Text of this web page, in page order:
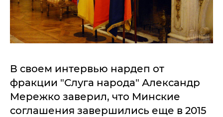
В своем интервью нардеп от
фракции "Слуга народа" Александр
Мережко заверил, что Минские
соглашения завершились еще в 2015